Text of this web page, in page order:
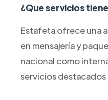
¿Que servicios
Estafeta ofrece una
en mensajería y
nacional como
servicios destacados